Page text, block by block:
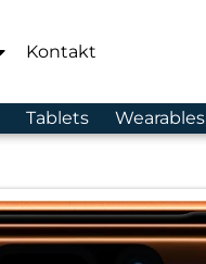
Kontakt
Tablets Wearables